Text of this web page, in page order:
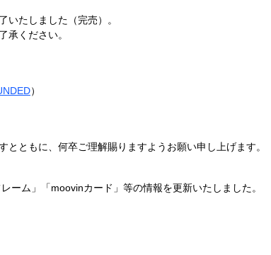
いたしました（完売）。
承ください。
）
とともに、何卒ご理解賜りますようお願い申し上げます。
ーム」「moovinカード」等の情報を更新いたしました。